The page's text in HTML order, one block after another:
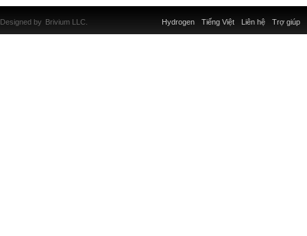
Liên hệ Trợ giúp
Hydrogen Tiếng Việt
Designed by Brivium LLC.